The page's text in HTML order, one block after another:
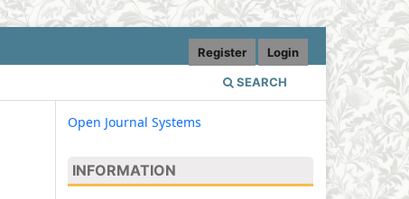
SEARCH
Register Login
Open Journal Systems
INFORMATION